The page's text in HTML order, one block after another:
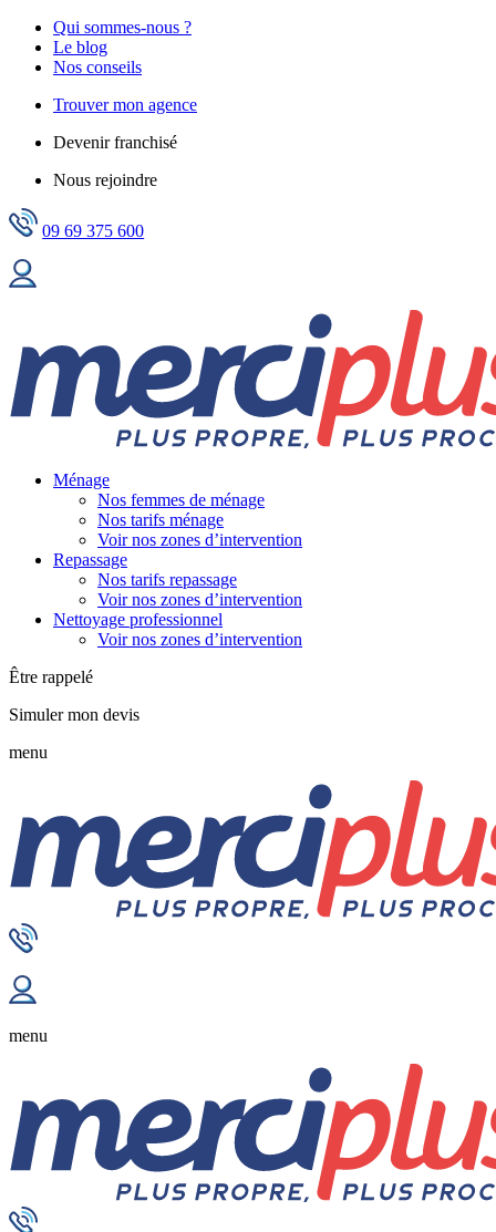
Qui sommes-nous ?
Le blog
Nos conseils
Trouver mon agence
Devenir franchisé
Nous rejoindre
09 69 375 600
Ménage
Nos femmes de ménage
Nos tarifs ménage
Voir nos zones d’intervention
Repassage
Nos tarifs repassage
Voir nos zones d’intervention
Nettoyage professionnel
Voir nos zones d’intervention
Être rappelé
Simuler mon devis
menu
menu